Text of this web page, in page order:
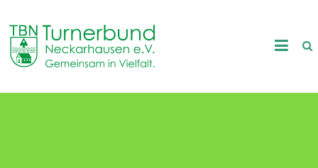
content
TB
Neckarhausen